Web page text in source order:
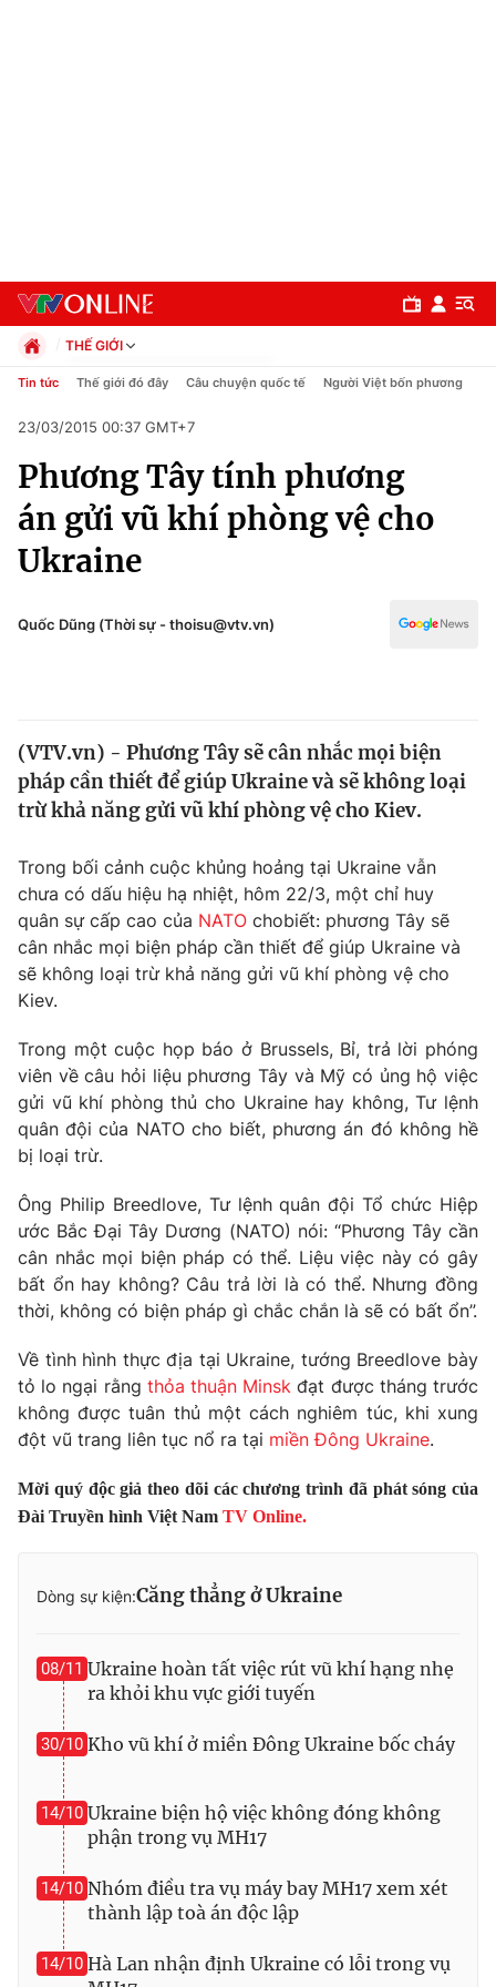
Chuyên mục
Chính trị
Xã hội
Pháp luật
Thế giới
Tin tức
Câu chuyện quốc tế
Kinh tế
Tài chính
Thị trường
Góc doanh nghiệp
Dữ liệu và đời sống
Truyền hình
Phim VTV
Hậu trường
Nhân vật
Khán giả
Điện ảnh
Âm nhạc
Sao
Đời sống
Du lịch
Làm đẹp
Chất lượng cuộc sống
Giáo dục
Tuyển sinh
Học trực tuyến
Công nghệ
Hitech Công nghệ tương lai
Sản phẩm
Tư vấn
Giao lưu trực tuyến
Chuyên mục khác
Photo Infographic
Video Shorts video
VTV Money VTV Thể thao
VTV Sức khoẻ
Thị trường 24h
VTV4 Vươn mình bằng AI
VTV9 VTV8
Liên hệ tòa soạn English
THẾ GIỚI
Chính trị
Pháp luật
Kinh tế
Thể thao
Truyền hình
Văn hóa - Giải trí
Công nghệ
Tin tức Thế giới đó đây Câu chuyện quốc tế Người Việt bốn phương
23/03/2015 00:37 GMT+7
Phương Tây tính phương
án gửi vũ khí phòng vệ cho
Ukraine
Quốc Dũng (Thời sự - thoisu@vtv.vn)
(VTV.vn) - Phương Tây sẽ cân nhắc mọi biện
pháp cần thiết để giúp Ukraine và sẽ không loại
trừ khả năng gửi vũ khí phòng vệ cho Kiev.
Trong bối cảnh cuộc khủng hoảng tại Ukraine vẫn
chưa có dấu hiệu hạ nhiệt, hôm 22/3, một chỉ huy
quân sự cấp cao của NATO chobiết: phương Tây sẽ
cân nhắc mọi biện pháp cần thiết để giúp Ukraine và
sẽ không loại trừ khả năng gửi vũ khí phòng vệ cho
Kiev.
Trong một cuộc họp báo ở Brussels, Bỉ, trả lời phóng
viên về câu hỏi liệu phương Tây và Mỹ có ủng hộ việc
gửi vũ khí phòng thủ cho Ukraine hay không, Tư lệnh
quân đội của NATO cho biết, phương án đó không hề
bị loại trừ.
Ông Philip Breedlove, Tư lệnh quân đội Tổ chức Hiệp
ước Bắc Đại Tây Dương (NATO) nói: “Phương Tây cần
cân nhắc mọi biện pháp có thể. Liệu việc này có gây
bất ổn hay không? Câu trả lời là có thể. Nhưng đồng
thời, không có biện pháp gì chắc chắn là sẽ có bất ổn”.
Về tình hình thực địa tại Ukraine, tướng Breedlove bày
tỏ lo ngại rằng thỏa thuận Minsk đạt được tháng trước
không được tuân thủ một cách nghiêm túc, khi xung
đột vũ trang liên tục nổ ra tại miền Đông Ukraine.
Mời quý độc giả theo dõi các chương trình đã phát sóng của
Đài Truyền hình Việt Nam TV Online.
Dòng sự kiện:Căng thẳng ở Ukraine
08/11 Ukraine hoàn tất việc rút vũ khí hạng nhẹ
ra khỏi khu vực giới tuyến
30/10 Kho vũ khí ở miền Đông Ukraine bốc cháy
14/10 Ukraine biện hộ việc không đóng không
phận trong vụ MH17
14/10 Nhóm điều tra vụ máy bay MH17 xem xét
thành lập toà án độc lập
14/10 Hà Lan nhận định Ukraine có lỗi trong vụ